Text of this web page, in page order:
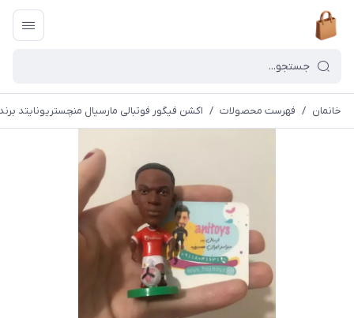
خانمان / فهرست محصولات / اکشن فیگور فوتبالی مارسیال منچستریونایتد برند